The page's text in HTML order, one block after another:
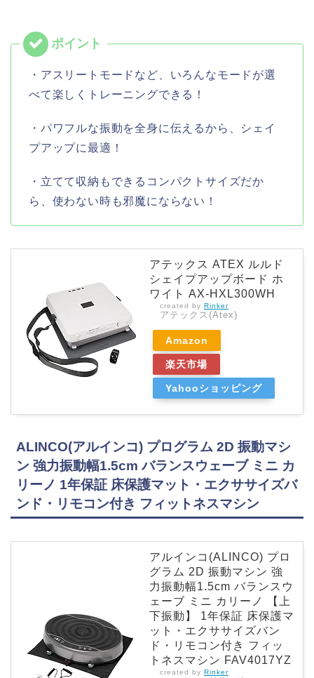
・アスリートモードなど、いろんなモードが選
べて楽しくトレーニングできる！
・パワフルな振動を全身に伝えるから、シェイ
プアップに最適！
・立てて収納もできるコンパクトサイズだか
ら、使わない時も邪魔にならない！
アテックス ATEX ルルド
シェイプアップボード ホ
ワイト AX-HXL300WH
created by Rinker
アテックス(Atex)
Amazon
楽天市場
Yahooショッピング
ALINCO(アルインコ) プログラム 2D 振動マシ
ン 強力振動幅1.5cm バランスウェーブ ミニ カ
リーノ 1年保証 床保護マット・エクササイズバ
ンド・リモコン付き フィットネスマシン
アルインコ(ALINCO) プロ
グラム 2D 振動マシン 強
力振動幅1.5cm バランスウ
ェーブ ミニ カリーノ 【上
下振動】 1年保証 床保護マ
ット・エクササイズバン
ド・リモコン付き フィッ
トネスマシン FAV4017YZ
created by Rinker